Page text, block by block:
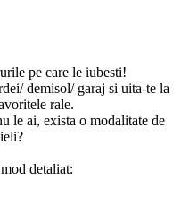
pe care le iubesti!
demisol/ garaj si uita-te la
rale.
le ai, exista o modalitate de
detaliat: